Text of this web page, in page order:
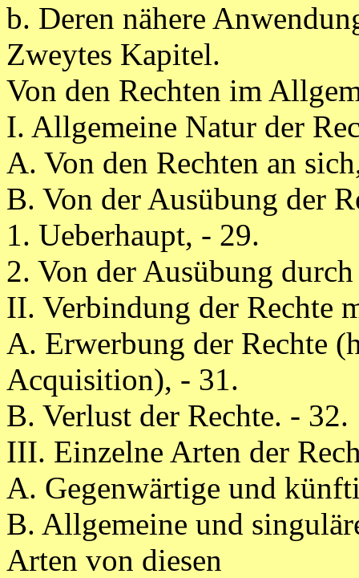
b. Deren nähere
Zweytes Kapitel.
Von den Rechten im
I. Allgemeine Natur der
A. Von den Rechten an
B. Von der Ausübung der
1. Ueberhaupt, - 29.
2. Von der Ausübung
II. Verbindung der Rechte
A. Erwerbung der Rechte
Acquisition), - 31.
B. Verlust der Rechte. - 32.
III. Einzelne Arten der
A. Gegenwärtige und
B. Allgemeine und
Arten von diesen